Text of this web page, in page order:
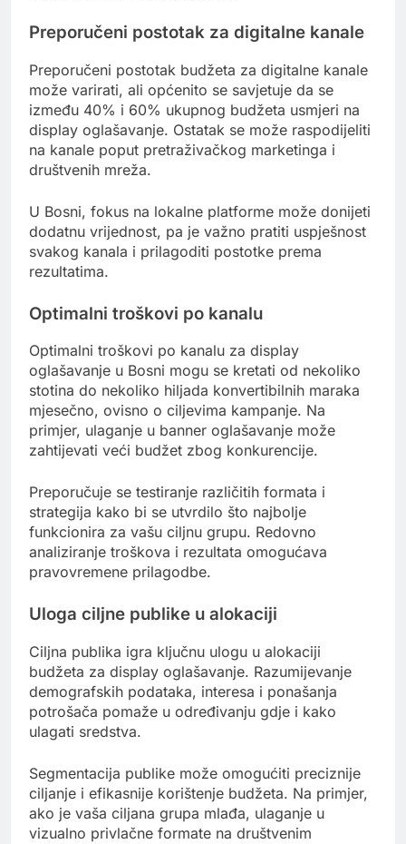
Preporučeni postotak za digitalne kanale
Preporučeni postotak budžeta za digitalne kanale
može varirati, ali općenito se savjetuje da se
između 40% i 60% ukupnog budžeta usmjeri na
display oglašavanje. Ostatak se može raspodijeliti
na kanale poput pretraživačkog marketinga i
društvenih mreža.
U Bosni, fokus na lokalne platforme može donijeti
dodatnu vrijednost, pa je važno pratiti uspješnost
svakog kanala i prilagoditi postotke prema
rezultatima.
Optimalni troškovi po kanalu
Optimalni troškovi po kanalu za display
oglašavanje u Bosni mogu se kretati od nekoliko
stotina do nekoliko hiljada konvertibilnih maraka
mjesečno, ovisno o ciljevima kampanje. Na
primjer, ulaganje u banner oglašavanje može
zahtijevati veći budžet zbog konkurencije.
Preporučuje se testiranje različitih formata i
strategija kako bi se utvrdilo što najbolje
funkcionira za vašu ciljnu grupu. Redovno
analiziranje troškova i rezultata omogućava
pravovremene prilagodbe.
Uloga ciljne publike u alokaciji
Ciljna publika igra ključnu ulogu u alokaciji
budžeta za display oglašavanje. Razumijevanje
demografskih podataka, interesa i ponašanja
potrošača pomaže u određivanju gdje i kako
ulagati sredstva.
Segmentacija publike može omogućiti preciznije
ciljanje i efikasnije korištenje budžeta. Na primjer,
ako je vaša ciljana grupa mlađa, ulaganje u
vizualno privlačne formate na društvenim